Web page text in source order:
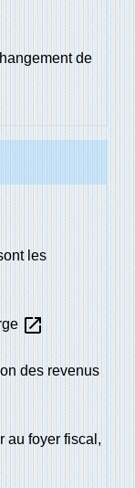
de
les
open_in_new
des revenus
au foyer fiscal,